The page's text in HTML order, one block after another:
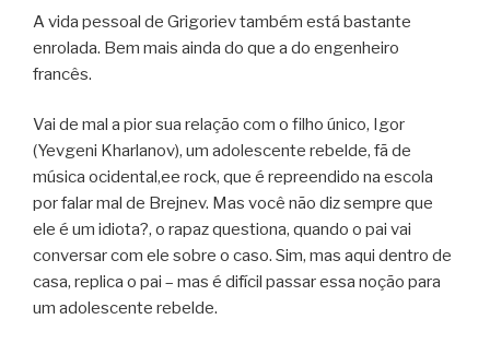
A vida pessoal de Grigoriev também está bastante
enrolada. Bem mais ainda do que a do engenheiro
francês.
Vai de mal a pior sua relação com o filho único, Igor
(Yevgeni Kharlanov), um adolescente rebelde, fã de
música ocidental,ee rock, que é repreendido na escola
por falar mal de Brejnev. Mas você não diz sempre que
ele é um idiota?, o rapaz questiona, quando o pai vai
conversar com ele sobre o caso. Sim, mas aqui dentro de
casa, replica o pai – mas é difícil passar essa noção para
um adolescente rebelde.